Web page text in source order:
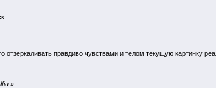
:
отзеркаливать правдиво чувствами и телом текущую картинку
»